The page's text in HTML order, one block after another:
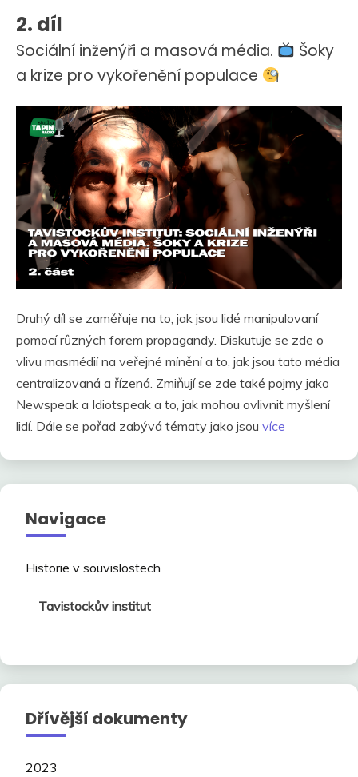
2. díl
Sociální inženýři a masová média.
Šoky
a krize pro vykořenění populace
Druhý díl se zaměřuje na to, jak jsou lidé manipulovaní
pomocí různých forem propagandy. Diskutuje se zde o
vlivu masmédií na veřejné mínění a to, jak jsou tato média
centralizovaná a řízená. Zmiňují se zde také pojmy jako
Newspeak a Idiotspeak a to, jak mohou ovlivnit myšlení
lidí. Dále se pořad zabývá tématy jako jsou více
Navigace
Historie v souvislostech
Tavistockův institut
Dřívější dokumenty
2023